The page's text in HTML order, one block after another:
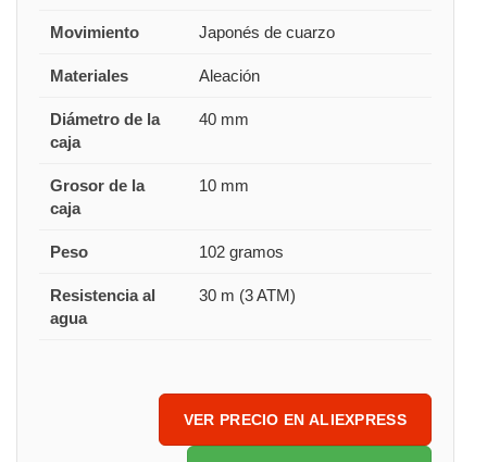
Movimiento Japonés de cuarzo
Materiales Aleación
Diámetro de la
caja
40 mm
Grosor de la
caja
10 mm
Peso 102 gramos
Resistencia al
agua
30 m (3 ATM)
VER PRECIO EN ALIEXPRESS